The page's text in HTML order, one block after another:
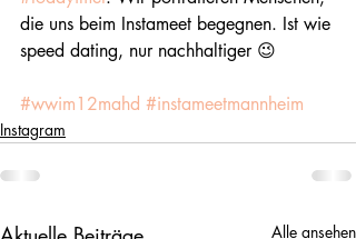
die uns beim Instameet begegnen. Ist wie
speed dating, nur nachhaltiger 😉
#wwim12mahd #instameetmannheim
Instagram
Alle ansehen